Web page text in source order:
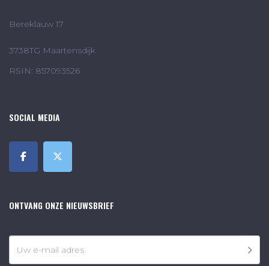
Bereklauw 17
3738TG Maartensdijk
RSIN: 857093526
SOCIAL MEDIA
ONTVANG ONZE NIEUWSBRIEF